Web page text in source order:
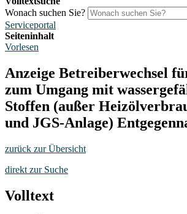
Wonach suchen Sie?
Serviceportal
Seiteninhalt
Vorlesen
Anzeige Betreiberwechsel
zum Umgang mit
Stoffen (außer
und JGS-Anlage)
zurück zur Übersicht
direkt zur Suche
Volltext